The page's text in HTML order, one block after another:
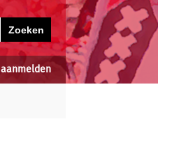
aanmelden